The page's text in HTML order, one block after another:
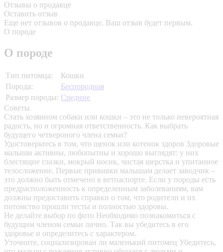
Отзывы о продавце
Оставить отзыв
Еще нет отзывов о продавце. Ваш отзыв будет первым.
О породе
О породе
Тип питомца:
Кошки
Порода:
Беспородная
Размер породы: Средние
Советы
Стать хозяином собаки или кошки – это не только невероятная
радость, но и огромная ответственность. Как выбрать
будущего четвероного члена семьи?
Удостоверьтесь в том, что щенок или котенок здоров Здоровые
малыши активны, любопытны и хорошо выглядят: у них
блестящие глазки, мокрый носик, чистая шерстка и упитанное
телосложение. Первые прививки малышам делает заводчик –
это должно быть отмечено в ветпаспорте. Если у породы есть
предрасположенность к определенным заболеваниям, вам
должны предоставить справки о том, что родители и их
потомство прошли тесты и полностью здоровы.
Не делайте выбор по фото Необходимо познакомиться с
будущим членом семьи лично. Так вы убедитесь в его
здоровье и определитесь с характером.
Уточните, социализирован ли маленький питомец Убедитесь,